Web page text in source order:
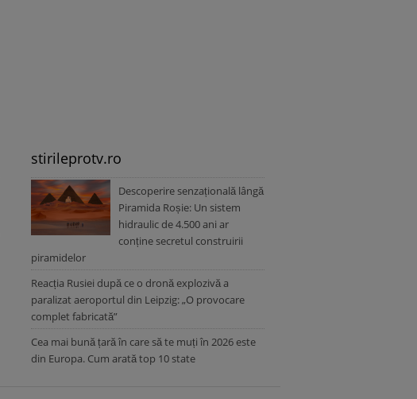
stirileprotv.ro
Descoperire senzațională lângă
Piramida Roșie: Un sistem
hidraulic de 4.500 ani ar
conține secretul construirii
piramidelor
Reacția Rusiei după ce o dronă explozivă a
paralizat aeroportul din Leipzig: „O provocare
complet fabricată”
Cea mai bună țară în care să te muți în 2026 este
din Europa. Cum arată top 10 state